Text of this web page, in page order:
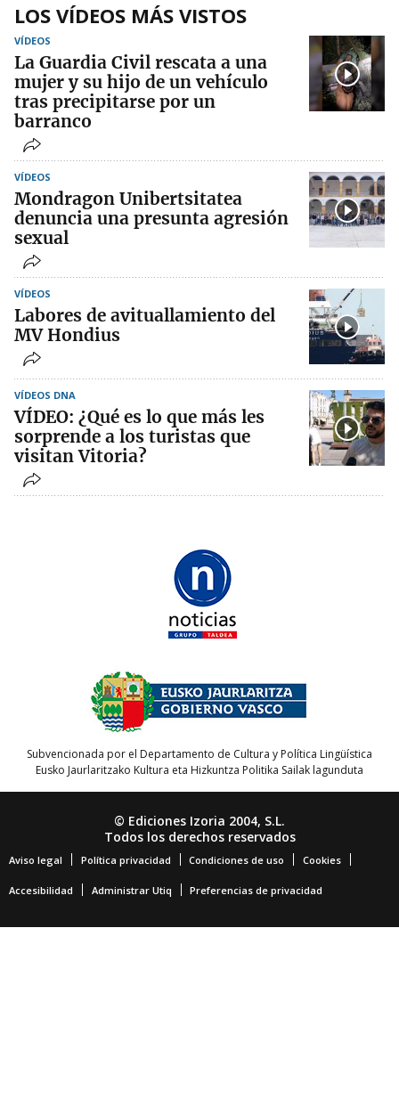
LOS VÍDEOS MÁS VISTOS
VÍDEOS
La Guardia Civil rescata a una
mujer y su hijo de un vehículo
tras precipitarse por un
barranco
VÍDEOS
Mondragon Unibertsitatea
denuncia una presunta agresión
sexual
VÍDEOS
Labores de avituallamiento del
MV Hondius
VÍDEOS DNA
VÍDEO: ¿Qué es lo que más les
sorprende a los turistas que
visitan Vitoria?
Subvencionada por el Departamento de Cultura y Política Lingüística
Eusko Jaurlaritzako Kultura eta Hizkuntza Politika Sailak lagunduta
© Ediciones Izoria 2004, S.L.
Todos los derechos reservados
Aviso legal Política privacidad Condiciones de uso Cookies
Accesibilidad Administrar Utiq Preferencias de privacidad